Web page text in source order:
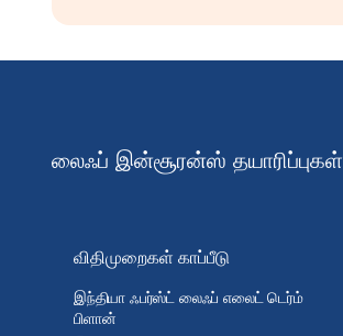
லைஃப் இன்சூரன்ஸ் தயாரிப்புகள்
விதிமுறைகள் காப்பீடு
இந்தியா ஃபர்ஸ்ட் லைஃப் எலைட் டெர்ம்
பிளான்